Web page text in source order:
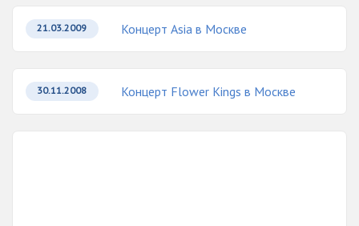
21.03.2009 Концерт Asia в Москве
30.11.2008 Концерт Flower Kings в Москве